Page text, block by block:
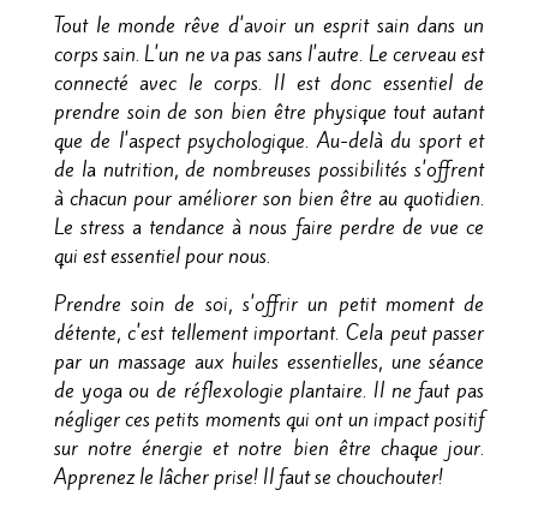
Tout le monde rêve d'avoir un esprit sain dans un
corps sain. L'un ne va pas sans l'autre. Le cerveau est
connecté avec le corps. Il est donc essentiel de
prendre soin de son bien être physique tout autant
que de l'aspect psychologique. Au-delà du sport et
de la nutrition, de nombreuses possibilités s'offrent
à chacun pour améliorer son bien être au quotidien.
Le stress a tendance à nous faire perdre de vue ce
qui est essentiel pour nous.
Prendre soin de soi, s'offrir un petit moment de
détente, c'est tellement important. Cela peut passer
par un massage aux huiles essentielles, une séance
de yoga ou de réflexologie plantaire. Il ne faut pas
négliger ces petits moments qui ont un impact positif
sur notre énergie et notre bien être chaque jour.
Apprenez le lâcher prise! Il faut se chouchouter!